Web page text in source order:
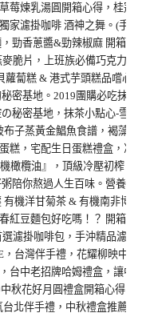
莓煉乳湯圓開箱心得，桂
家濾掛咖啡 酒神之舞。(手
，勁香蔥醬&勁辣椒麻 開箱
麥脆片，上班族必備巧克力
蘿蔔糕 & 港式芋頭糕品嚐
秘密基地。2019團購必吃
の秘密基地，抹茶小點心-
布子蒸黃金鯧魚食譜，褐
糕，宅配生日蛋糕禮盒，冷
橄欖油』，頂級冷壓初榨
粥陪你熬過人生百味。營養
有機洋甘菊茶 & 有機南非
紅豆麵包好吃嗎！？ 開箱
選濾掛咖啡包，手沖精品濾
，台灣伴手禮，花耀柳映
台中老招牌哈姆禮盒，讓
中秋花好月圓禮盒開箱心得
台北伴手禮，中秋禮盒推薦